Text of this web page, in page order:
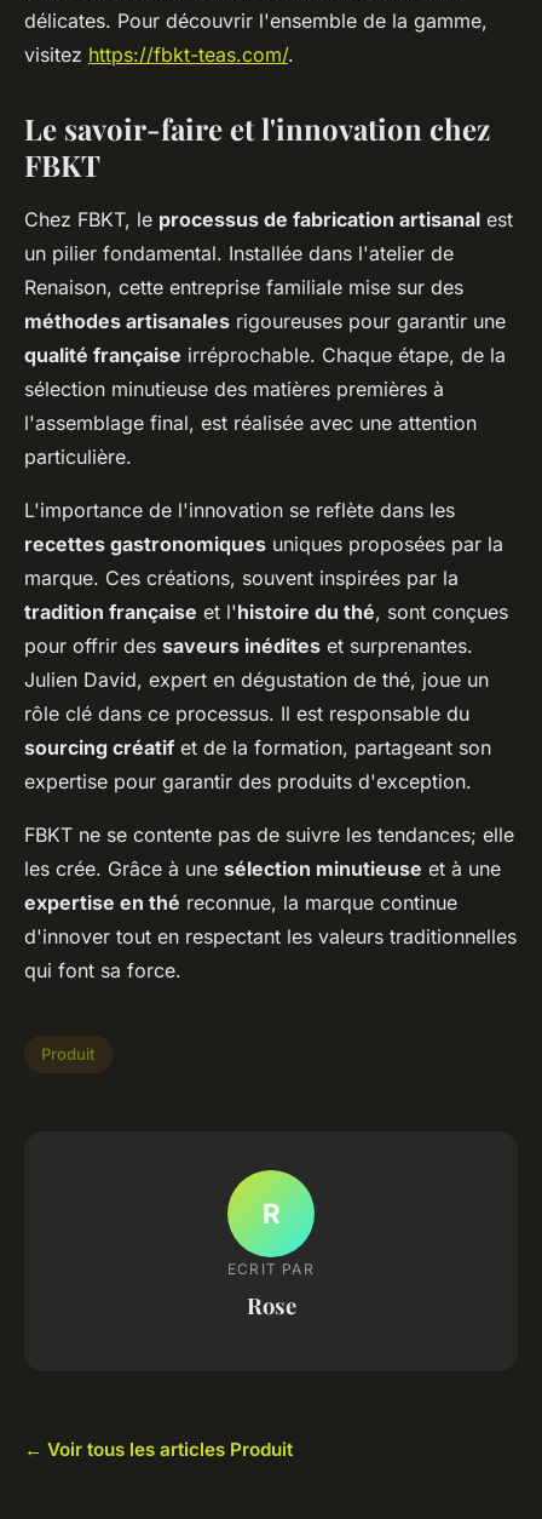
délicates. Pour découvrir l'ensemble de la gamme,
visitez https://fbkt-teas.com/.
Le savoir-faire et l'innovation chez
FBKT
Chez FBKT, le processus de fabrication artisanal est
un pilier fondamental. Installée dans l'atelier de
Renaison, cette entreprise familiale mise sur des
méthodes artisanales rigoureuses pour garantir une
qualité française irréprochable. Chaque étape, de la
sélection minutieuse des matières premières à
l'assemblage final, est réalisée avec une attention
particulière.
L'importance de l'innovation se reflète dans les
recettes gastronomiques uniques proposées par la
marque. Ces créations, souvent inspirées par la
tradition française et l'histoire du thé, sont conçues
pour offrir des saveurs inédites et surprenantes.
Julien David, expert en dégustation de thé, joue un
rôle clé dans ce processus. Il est responsable du
sourcing créatif et de la formation, partageant son
expertise pour garantir des produits d'exception.
FBKT ne se contente pas de suivre les tendances; elle
les crée. Grâce à une sélection minutieuse et à une
expertise en thé reconnue, la marque continue
d'innover tout en respectant les valeurs traditionnelles
qui font sa force.
Produit
R
ECRIT PAR
Rose
← Voir tous les articles Produit